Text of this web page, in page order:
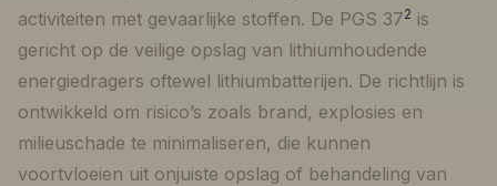
activiteiten met gevaarlijke stoffen. De PGS 372 is
gericht op de veilige opslag van lithiumhoudende
energiedragers oftewel lithiumbatterijen. De richtlijn is
ontwikkeld om risico’s zoals brand, explosies en
milieuschade te minimaliseren, die kunnen
voortvloeien uit onjuiste opslag of behandeling van